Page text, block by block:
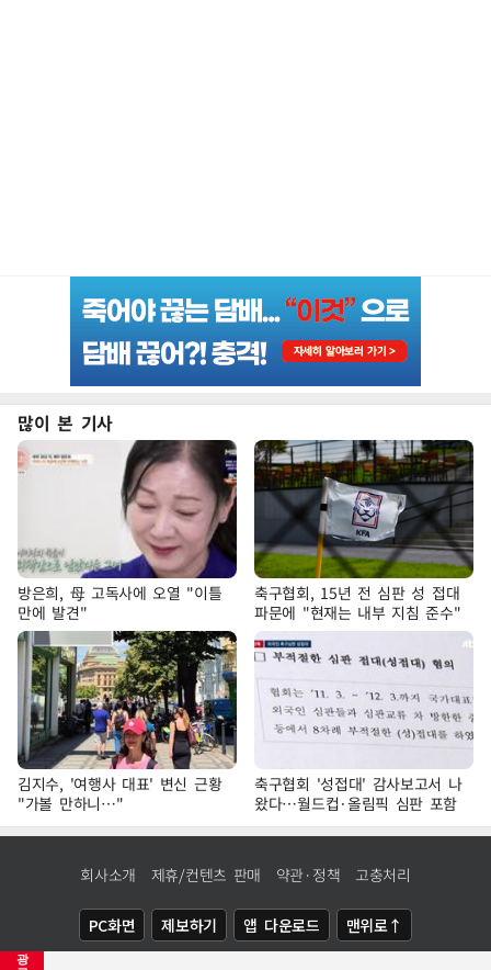
광
많이 본 기사
방은희, 母 고독사에 오열 "이틀
만에 발견"
축구협회, 15년 전 심판 성 접대
파문에 "현재는 내부 지침 준수"
김지수, '여행사 대표' 변신 근황
"가볼 만하니…"
축구협회 '성접대' 감사보고서 나
왔다…월드컵·올림픽 심판 포함
회사소개 제휴/컨텐츠 판매 약관·정책 고충처리
PC화면 제보하기 앱 다운로드 맨위로↑